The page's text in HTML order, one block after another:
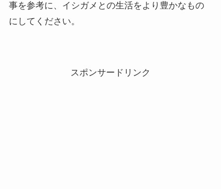
事を参考に、イシガメとの生活をより豊かなもの
にしてください。
スポンサードリンク